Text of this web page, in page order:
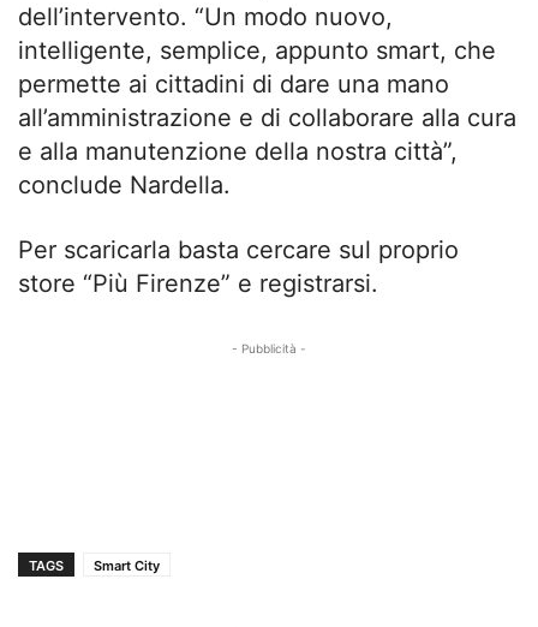
dell’intervento. “Un modo nuovo,
intelligente, semplice, appunto smart, che
permette ai cittadini di dare una mano
all’amministrazione e di collaborare alla cura
e alla manutenzione della nostra città”,
conclude Nardella.
Per scaricarla basta cercare sul proprio
store “Più Firenze” e registrarsi.
- Pubblicità -
TAGS Smart City